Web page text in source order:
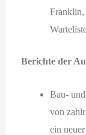
Franklin,
Berichte der
Bau-
von
ein